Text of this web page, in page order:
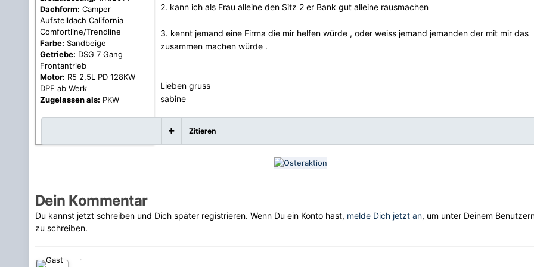
Dachform: Camper
Aufstelldach California
Comfortline/Trendline
Farbe: Sandbeige
Getriebe: DSG 7 Gang
Frontantrieb
Motor: R5 2,5L PD 128KW
DPF ab Werk
Zugelassen als: PKW
2. kann ich als Frau alleine den Sitz 2 er Bank gut alleine rausmachen
3. kennt jemand eine Firma die mir helfen würde , oder weiss jemand jemanden der mit mir das
zusammen machen würde .
Lieben gruss
sabine
Zitieren
Dein Kommentar
Du kannst jetzt schreiben und Dich später registrieren. Wenn Du ein Konto hast, melde Dich jetzt an, um unter Deinem
zu schreiben.